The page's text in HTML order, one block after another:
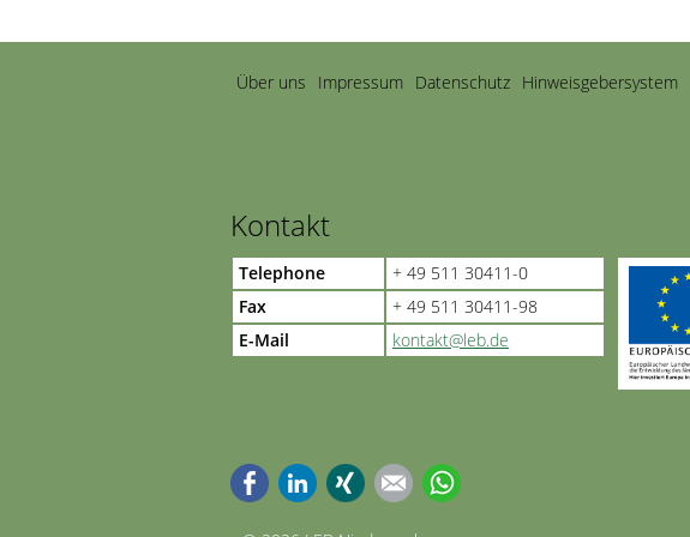
Navigation
überspringen
Über uns Impressum Datenschutz Hinweisgebersystem
Kontakt
Telephone
+ 49 511 30411-0
Fax
+ 49 511 30411-98
E-Mail
kontakt@leb.de
FacebookLinkedInXing E-mail